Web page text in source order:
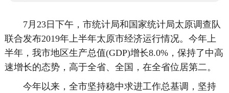
7月23日下午，市统计局和国家统计局太原调查队
联合发布2019年上半年太原市经济运行情况。今年上
半年，我市地区生产总值(GDP)增长8.0%，保持了中高
速增长的态势，高于全省、全国，在全省位居第二。
今年以来，全市坚持稳中求进工作总基调，坚持